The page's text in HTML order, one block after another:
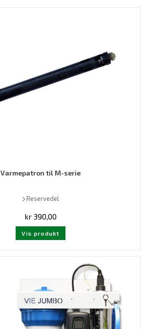
Varmepatron til M-serie
Reservedel
kr 390,00
Vis produkt